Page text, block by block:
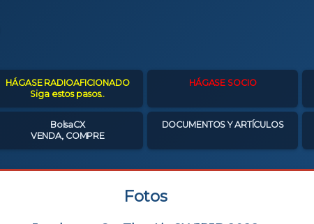
HÁGASE RADIOAFICIONADO
Siga estos pasos..
HÁGASE SOCIO
BolsaCX
VENDA, COMPRE
DOCUMENTOS Y ARTÍCULOS
Fotos